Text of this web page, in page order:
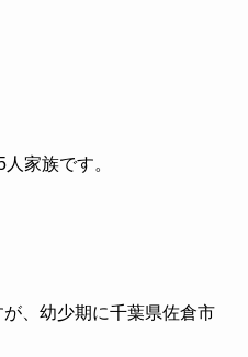
人家族です。
、幼少期に千葉県佐倉市